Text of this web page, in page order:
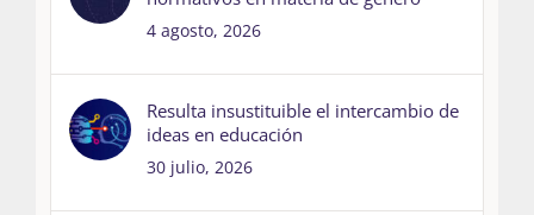
4 agosto, 2026
Resulta insustituible el intercambio de
ideas en educación
30 julio, 2026